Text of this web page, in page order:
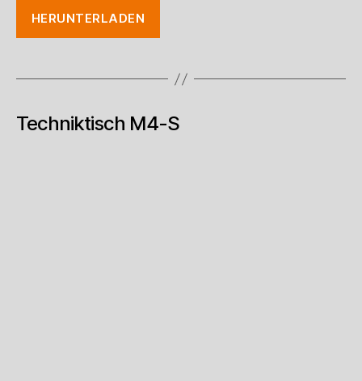
HERUNTERLADEN
Techniktisch M4-S